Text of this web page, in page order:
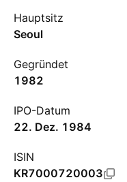
Hauptsitz
Seoul
Gegründet
1982
IPO-Datum
22. Dez. 1984
ISIN
KR7000720003